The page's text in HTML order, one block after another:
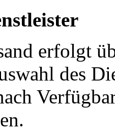
erfolgt
des